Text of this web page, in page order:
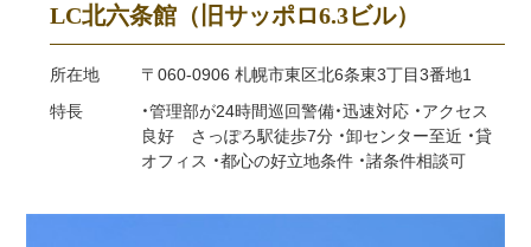
LC北六条館（旧サッポロ6.3ビル）
所在地 〒060-0906 札幌市東区北6条東3丁目3番地1
特長
・管理部が24時間巡回警備・迅速対応 ・アクセス
良好 さっぽろ駅徒歩7分 ・卸センター至近 ・貸
オフィス ・都心の好立地条件 ・諸条件相談可